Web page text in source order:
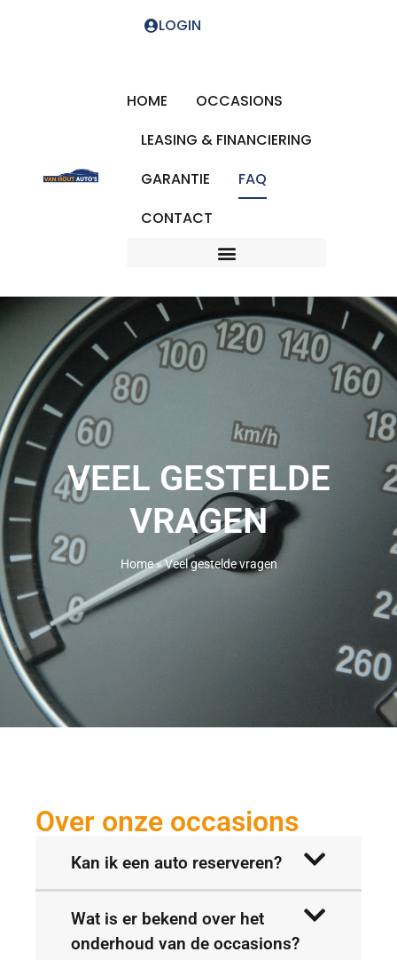
LOGIN
HOME
OCCASIONS
LEASING & FINANCIERING
GARANTIE
FAQ
CONTACT
VEEL GESTELDE
VRAGEN
Home»Veel gestelde vragen
Over onze occasions
Kan ik een auto reserveren?
Wat is er bekend over het
onderhoud van de occasions?